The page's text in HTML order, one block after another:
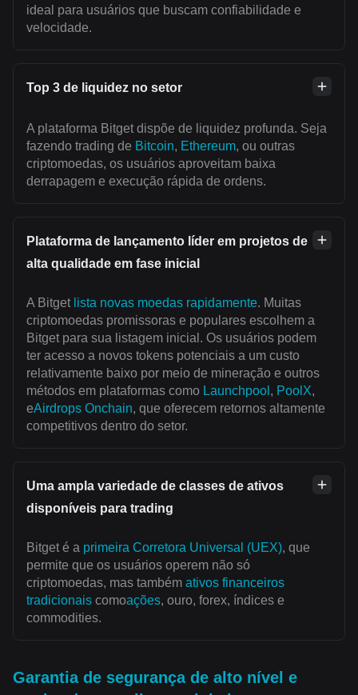
ideal para usuários que buscam confiabilidade e
velocidade.
Top 3 de liquidez no setor
A plataforma Bitget dispõe de liquidez profunda. Seja
fazendo trading de Bitcoin, Ethereum, ou outras
criptomoedas, os usuários aproveitam baixa
derrapagem e execução rápida de ordens.
Plataforma de lançamento líder em projetos de
alta qualidade em fase inicial
A Bitget lista novas moedas rapidamente. Muitas
criptomoedas promissoras e populares escolhem a
Bitget para sua listagem inicial. Os usuários podem
ter acesso a novos tokens potenciais a um custo
relativamente baixo por meio de mineração e outros
métodos em plataformas como Launchpool , PoolX,
eAirdrops Onchain, que oferecem retornos altamente
competitivos dentro do setor.
Uma ampla variedade de classes de ativos
disponíveis para trading
Bitget é a primeira Corretora Universal (UEX), que
permite que os usuários operem não só
criptomoedas, mas também ativos financeiros
tradicionais comoações, ouro, forex, índices e
commodities.
Garantia de segurança de alto nível e